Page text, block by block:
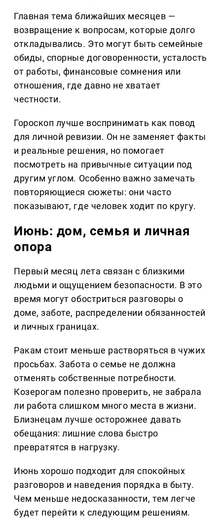
Главная тема ближайших месяцев —
возвращение к вопросам, которые долго
откладывались. Это могут быть семейные
обиды, спорные договоренности, усталость
от работы, финансовые сомнения или
отношения, где давно не хватает
честности.
Гороскоп лучше воспринимать как повод
для личной ревизии. Он не заменяет факты
и реальные решения, но помогает
посмотреть на привычные ситуации под
другим углом. Особенно важно замечать
повторяющиеся сюжеты: они часто
показывают, где человек ходит по кругу.
Июнь: дом, семья и личная
опора
Первый месяц лета связан с близкими
людьми и ощущением безопасности. В это
время могут обостриться разговоры о
доме, заботе, распределении обязанностей
и личных границах.
Ракам стоит меньше растворяться в чужих
просьбах. Забота о семье не должна
отменять собственные потребности.
Козерогам полезно проверить, не забрала
ли работа слишком много места в жизни.
Близнецам лучше осторожнее давать
обещания: лишние слова быстро
превратятся в нагрузку.
Июнь хорошо подходит для спокойных
разговоров и наведения порядка в быту.
Чем меньше недосказанности, тем легче
будет перейти к следующим решениям.